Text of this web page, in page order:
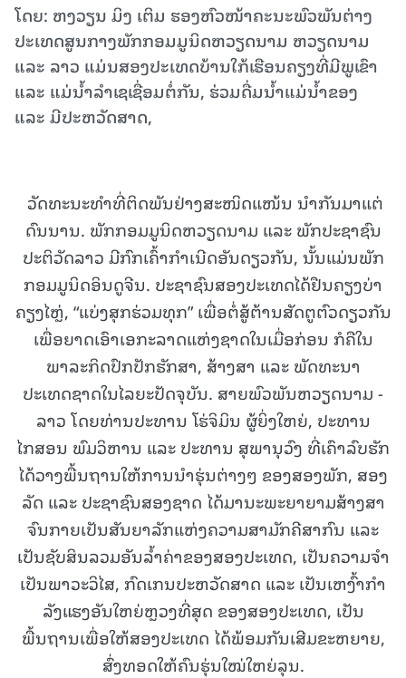
ໂດຍ: ຫງວຽນ ມິງ ເຕິມ ຮອງຫົວໜ້າຄະນະພົວພັນຕ່າງ
ປະເທດສູນກາງພັກກອມ​ມູ​ນິດ​ຫວຽດ​ນາມ ຫວຽດ​ນາມ
ແລະ ລາວ ແມ່ນ​ສອງ​ປະ​ເທດ​ບ້ານ​ໃກ້​ເຮືອນ​ຄຽງ​ທີ່ມີ​ພູ​ເຂົາ ​
ແລະ ​ແມ່​ນ້ຳລໍາເຊ​ເຊື່ອມ​ຕໍ່ກັນ, ຮ່ວມດື່ມນໍ້າແມ່ນໍ້າຂອງ
ແລະ ​ມີ​ປະ​ຫວັດ​ສາດ,
ວັດທະນະທໍາທີ່ຕິດພັນຢ່າງສະໜິດແໜ້ນ ນໍາກັນມາແຕ່
ດົນນານ. ພັກກອມມູນິດຫວຽດນາມ ແລະ ພັກປະຊາຊົນ
ປະຕິວັດລາວ ມີກົກເຄົ້າກໍາເນີດອັນດຽວກັນ, ນັ້ນແມ່ນພັກ
ກອມມູນິດອິນດູຈີນ. ປະຊາຊົນສອງປະເທດໄດ້ຢືນຄຽງບ່າ
ຄຽງໄຫຼ່, “ແບ່ງສຸກຮ່ວມທຸກ” ເພື່ອຕໍ່ສູ້ຕ້ານສັດຕູຕົວດຽວກັນ
ເພື່ອຍາດເອົາເອກະລາດແຫ່ງຊາດໃນເມື່ອກ່ອນ ກໍຄືໃນ
ພາລະກິດປົກປັກຮັກສາ, ສ້າງສາ ແລະ ພັດທະນາ
ປະເທດຊາດໃນໄລຍະປັດຈຸບັນ. ສາຍພົວພັນຫວຽດນາມ -
ລາວ ໂດຍທ່ານປະທານ ໂຮ່ຈິມິນ ຜູ້ຍິ່ງໃຫຍ່, ປະທານ
ໄກສອນ ພົມວິຫານ ແລະ ປະທານ ສຸພານຸວົງ ທີ່ເຄົາລົບຮັກ
ໄດ້ວາງພື້ນຖານໃຫ້ການນຳຮຸ່ນຕ່າງໆ ຂອງສອງພັກ, ສອງ
ລັດ ແລະ ປະຊາຊົນສອງຊາດ ໄດ້ມານະພະຍາຍາມສ້າງສາ
ຈົນກາຍເປັນສັນຍາລັກແຫ່ງຄວາມສາມັກຄີສາກົນ ແລະ
ເປັນຊັບສິນລວມອັນລ້ຳຄ່າຂອງສອງປະເທດ, ເປັນຄວາມຈໍາ
ເປັນພາວະວິໄສ, ກົດເກນປະຫວັດສາດ ແລະ ເປັນເຫງົ້າກໍາ
ລັງແຮງອັນໃຫຍ່ຫຼວງທີ່ສຸດ ຂອງສອງປະເທດ, ເປັນ
ພື້ນຖານເພື່ອໃຫ້ສອງປະເທດ ໄດ້ພ້ອມກັນເສີມຂະຫຍາຍ,
ສົ່ງທອດໃຫ້ຄົນຮຸ່ນໃໝ່ໃຫຍ່ລຸນ.